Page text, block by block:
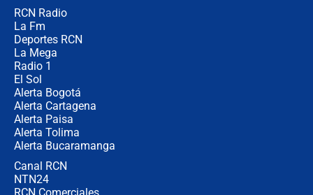
RCN Radio
La Fm
Deportes RCN
La Mega
Radio 1
El Sol
Alerta Bogotá
Alerta Cartagena
Alerta Paisa
Alerta Tolima
Alerta Bucaramanga
Canal RCN
NTN24
RCN Comerciales